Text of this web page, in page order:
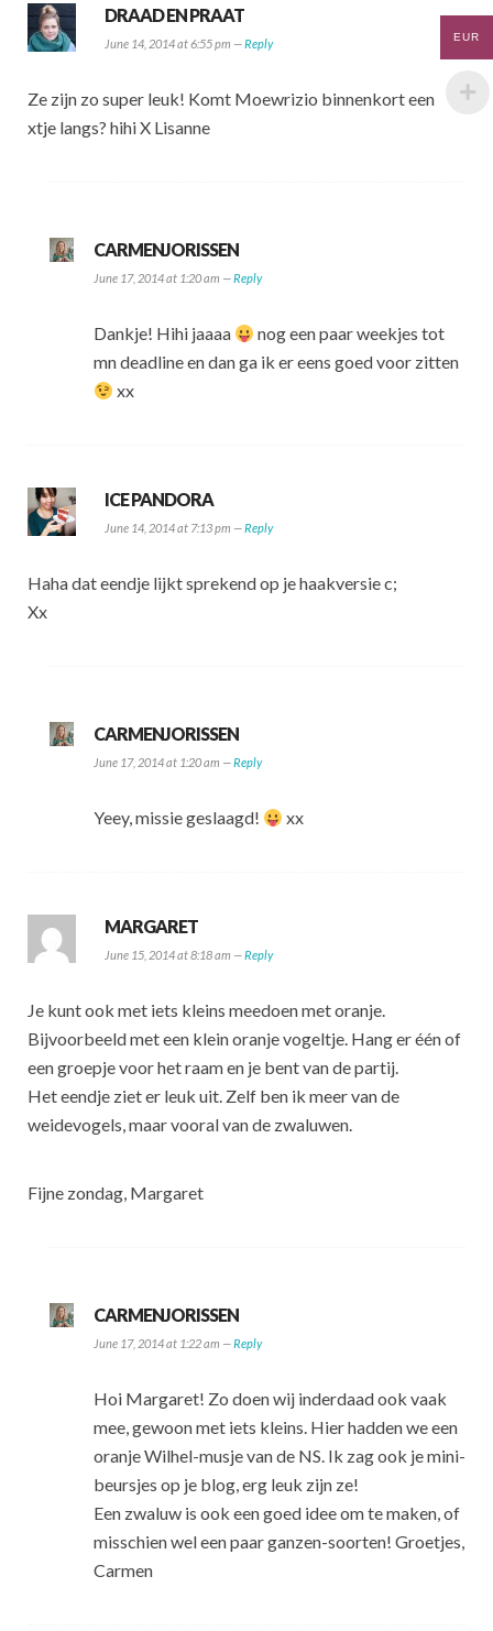
DRAAD EN PRAAT
June 14, 2014 at 6:55 pm —Reply
Ze zijn zo super leuk! Komt Moewrizio binnenkort een
xtje langs? hihi X Lisanne
CARMENJORISSEN
June 17, 2014 at 1:20 am —Reply
Dankje! Hihi jaaaa
nog een paar weekjes tot
mn deadline en dan ga ik er eens goed voor zitten
xx
ICE PANDORA
June 14, 2014 at 7:13 pm —Reply
Haha dat eendje lijkt sprekend op je haakversie c;
Xx
CARMENJORISSEN
June 17, 2014 at 1:20 am —Reply
Yeey, missie geslaagd! xx
MARGARET
June 15, 2014 at 8:18 am —Reply
Je kunt ook met iets kleins meedoen met oranje.
Bijvoorbeeld met een klein oranje vogeltje. Hang er één of
een groepje voor het raam en je bent van de partij.
Het eendje ziet er leuk uit. Zelf ben ik meer van de
weidevogels, maar vooral van de zwaluwen.
Fijne zondag, Margaret
CARMENJORISSEN
June 17, 2014 at 1:22 am —Reply
Hoi Margaret! Zo doen wij inderdaad ook vaak
mee, gewoon met iets kleins. Hier hadden we een
oranje Wilhel-musje van de NS. Ik zag ook je mini-
beursjes op je blog, erg leuk zijn ze!
Een zwaluw is ook een goed idee om te maken, of
misschien wel een paar ganzen-soorten! Groetjes,
Carmen
EUR